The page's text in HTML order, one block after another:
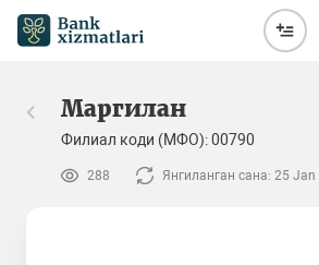
Маргилан
Филиал коди (МФО): 00790
288 Янгиланган сана: 25 Jan